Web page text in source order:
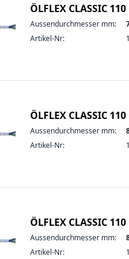
ÖLFLEX CLASSIC
Aussendurchmesser mm:
Artikel-Nr:
ÖLFLEX CLASSIC
Aussendurchmesser mm:
Artikel-Nr:
ÖLFLEX CLASSIC
Aussendurchmesser mm:
Artikel-Nr: